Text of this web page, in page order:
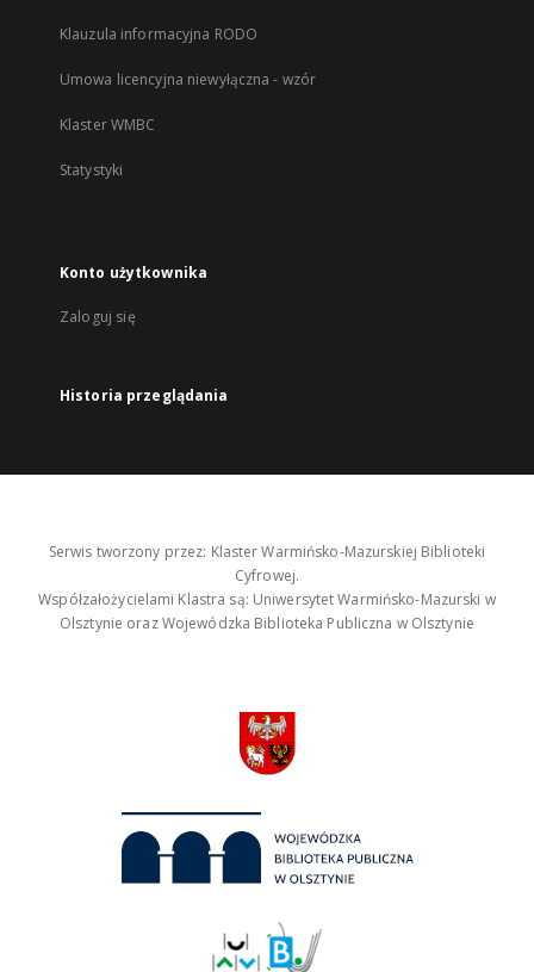
Klauzula informacyjna RODO
Umowa licencyjna niewyłączna - wzór
Klaster WMBC
Statystyki
Konto użytkownika
Zaloguj się
Historia przeglądania
Serwis tworzony przez: Klaster Warmińsko-Mazurskiej Biblioteki
Cyfrowej.
Współzałożycielami Klastra są: Uniwersytet Warmińsko-Mazurski w
Olsztynie oraz Wojewódzka Biblioteka Publiczna w Olsztynie